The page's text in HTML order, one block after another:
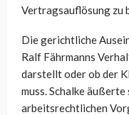
Vertragsauflösung zu
Die gerichtliche
Ralf Fährmanns
darstellt oder ob der
muss. Schalke
arbeitsrechtlichen